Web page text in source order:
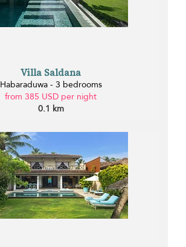
Villa Saldana
Habaraduwa - 3 bedrooms
from 385 USD per night
0.1 km